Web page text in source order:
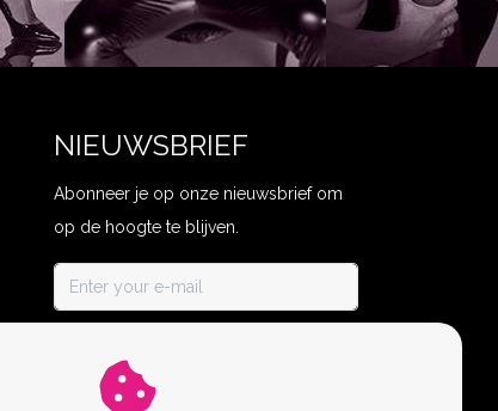
NIEUWSBRIEF
Abonneer je op onze nieuwsbrief om
op de hoogte te blijven.